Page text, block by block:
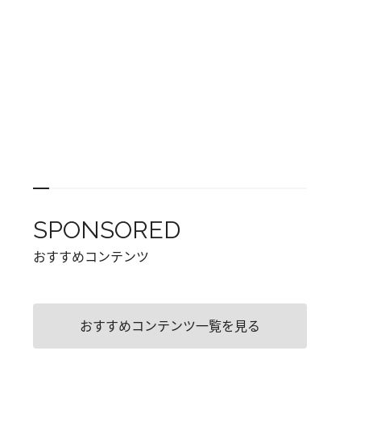
SPONSORED
おすすめコンテンツ
おすすめコンテンツ一覧を見る